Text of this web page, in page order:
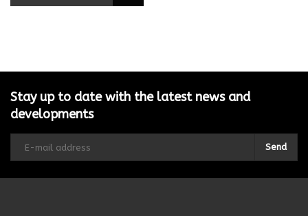
Stay up to date with the latest news and
developments
Send